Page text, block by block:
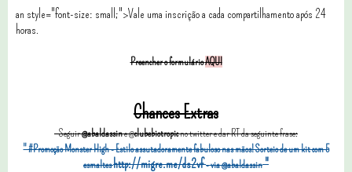
an style="font-size: small;">Vale uma inscrição a cada compartilhamento após 24
horas
Preencher o formulárioAQUI
Chances Extras
Seguir@abaldassine @clubebiotropicno twitter e dar RT da seguinte frase:
" #Promoção Monster High - Estilo assutadoramente fabuloso nas mãos! Sorteio de um kit com 5
esmalteshttp://migre.me/ds2vf- via @abaldassin"